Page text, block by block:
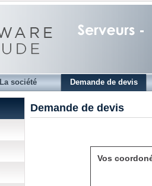
La société Demande de devis
Demande de devis
Vos